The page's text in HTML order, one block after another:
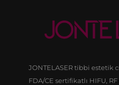
JONTELASER tibbi estetik
FDA/CE sertifikatlı HIFU,